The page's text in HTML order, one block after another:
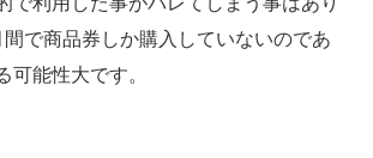
間で商品券しか購入していないのであ
可能性大です。